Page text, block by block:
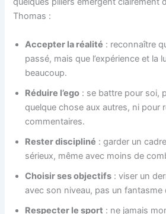
Thomas :
Accepter la réalité : reconnaître
passé, mais que l’expérience et la
beaucoup.
Réduire l’ego : se battre pour soi,
quelque chose aux autres, ni pour
commentaires.
Rester discipliné : garder un
sérieux, même avec moins de
Choisir ses objectifs : viser un
avec son niveau, pas un fantasme
Respecter le sport : ne jamais